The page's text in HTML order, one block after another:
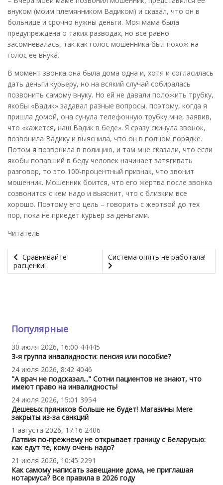
внуком (моим племянником Вадиком) и сказал, что он в
больнице и срочно нужны деньги. Моя мама была
предупреждена о таких разводах, но все равно
засомневалась, так как голос мошенника был похож на
голос ее внука.
В момент звонка она была дома одна и, хотя и согласилась
дать деньги курьеру, но на всякий случай собиралась
позвонить самому внуку. Но ей не давали положить трубку,
якобы «Вадик» задавал разные вопросы, поэтому, когда я
пришла домой, она сунула телефонную трубку мне, заявив,
что «кажется, наш Вадик в беде». Я сразу скинула звонок,
позвонила Вадику и выяснила, что он в полном порядке.
Потом я позвонила в полицию, и там мне сказали, что если
якобы попавший в беду человек начинает затягивать
разговор, то это 100-процентный признак, что звонит
мошенник. Мошенник боится, что его жертва после звонка
созвонится с кем надо и выяснит, что с близким все
хорошо. Поэтому его цель – говорить с жертвой до тех
пор, пока не приедет курьер за деньгами.
Читатель
Сравнивайте
расценки!
Система опять не работала!
Популярные
30 июля 2026, 16:00 44445
3-я группа инвалидности: пенсия или пособие?
24 июля 2026, 8:42 4046
"А врач не подсказал..." Сотни пациентов не знают, что
имеют право на инвалидность!
24 июля 2026, 15:01 3954
Дешевых пряников больше не будет! Магазины Mere
закрыты из-за санкций
1 августа 2026, 17:16 2406
Латвия по-прежнему не открывает границу с Беларусью:
как едут те, кому очень надо?
21 июля 2026, 10:45 2291
Как самому написать завещание дома, не приглашая
нотариуса? Все правила в 2026 году